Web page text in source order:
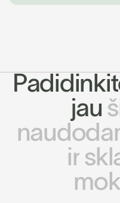
Padidinkit
jau š
naudoda
irskl
mok